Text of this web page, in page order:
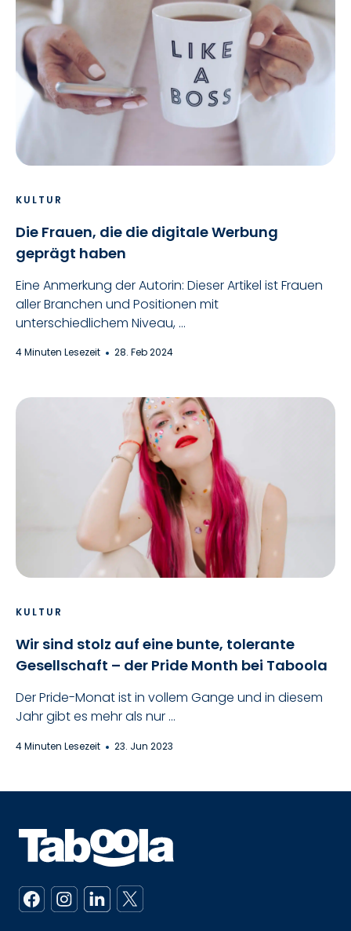
KULTUR
Die Frauen, die die digitale Werbung
geprägt haben
Eine Anmerkung der Autorin: Dieser Artikel ist Frauen
aller Branchen und Positionen mit
unterschiedlichem Niveau, ...
4 Minuten Lesezeit 28. Feb 2024
KULTUR
Wir sind stolz auf eine bunte, tolerante
Gesellschaft – der Pride Month bei Taboola
Der Pride-Monat ist in vollem Gange und in diesem
Jahr gibt es mehr als nur ...
4 Minuten Lesezeit 23. Jun 2023